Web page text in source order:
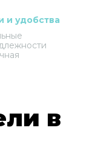
и удобства
в